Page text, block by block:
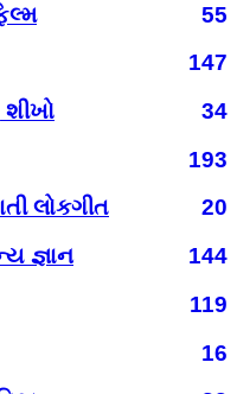
55
147
34
193
લોકગીત
20
જ્ઞાન
144
119
16